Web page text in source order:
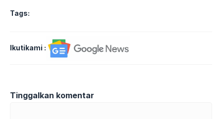
Tags:
Ikutikami :
Tinggalkan komentar